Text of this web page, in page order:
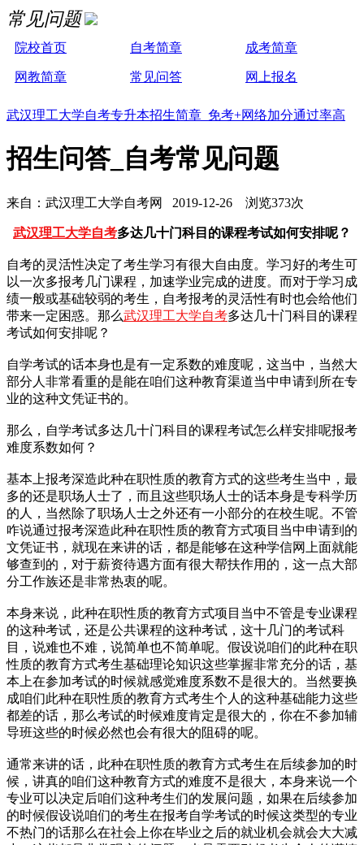
常见问题
院校首页 自考简章 成考简章
网教简章 常见问答 网上报名
武汉理工大学自考专升本招生简章 免考+网络加分通过率高
招生问答_自考常见问题
来自：武汉理工大学自考网 2019-12-26 浏览373次
武汉理工大学自考多达几十门科目的课程考试如何安排呢？
自考的灵活性决定了考生学习有很大自由度。学习好的考生可
以一次多报考几门课程，加速学业完成的进度。而对于学习成
绩一般或基础较弱的考生，自考报考的灵活性有时也会给他们
带来一定困惑。那么武汉理工大学自考多达几十门科目的课程
考试如何安排呢？
自学考试的话本身也是有一定系数的难度呢，这当中，当然大
部分人非常看重的是能在咱们这种教育渠道当中申请到所在专
业的这种文凭证书的。
那么，自学考试多达几十门科目的课程考试怎么样安排呢报考
难度系数如何？
基本上报考深造此种在职性质的教育方式的这些考生当中，最
多的还是职场人士了，而且这些职场人士的话本身是专科学历
的人，当然除了职场人士之外还有一小部分的在校生呢。不管
咋说通过报考深造此种在职性质的教育方式项目当中申请到的
文凭证书，就现在来讲的话，都是能够在这种学信网上面就能
够查到的，对于薪资待遇方面有很大帮扶作用的，这一点大部
分工作族还是非常热衷的呢。
本身来说，此种在职性质的教育方式项目当中不管是专业课程
的这种考试，还是公共课程的这种考试，这十几门的考试科
目，说难也不难，说简单也不简单呢。假设说咱们的此种在职
性质的教育方式考生基础理论知识这些掌握非常充分的话，基
本上在参加考试的时候就感觉难度系数不是很大的。当然要换
成咱们此种在职性质的教育方式考生个人的这种基础能力这些
都差的话，那么考试的时候难度肯定是很大的，你在不参加辅
导班这些的时候必然也会有很大的阻碍的呢。
通常来讲的话，此种在职性质的教育方式考生在后续参加的时
候，讲真的咱们这种教育方式的难度不是很大，本身来说一个
专业可以决定后咱们这种考生们的发展问题，如果在后续参加
的时候假设说咱们的考生在报考自学考试的时候这类型的专业
不热门的话那么在社会上你在毕业之后的就业机会就会大大减